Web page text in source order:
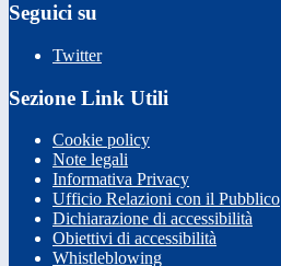
Seguici su
Twitter
Sezione Link Utili
Cookie policy
Note legali
Informativa Privacy
Ufficio Relazioni con il Pubblico
Dichiarazione di accessibilità
Obiettivi di accessibilità
Whistleblowing